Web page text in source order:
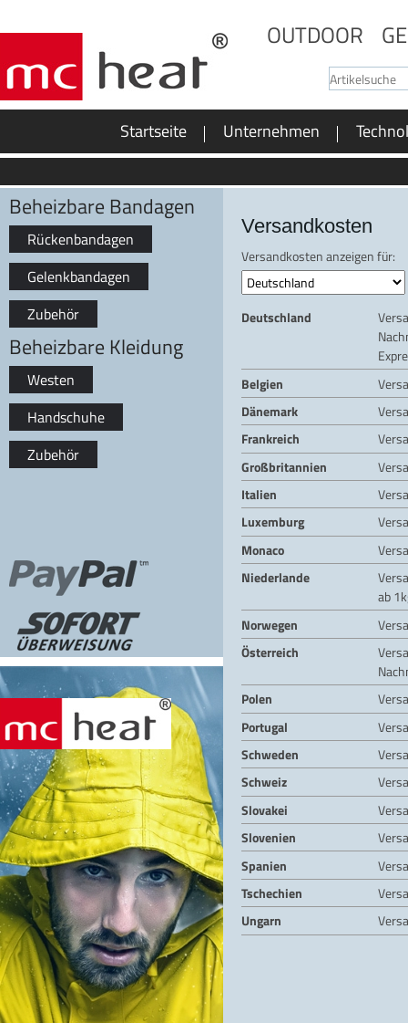
OUTDOOR
Startseite Unternehmen
Versandkosten
Versandkosten anzeigen für:
Deutschland
Belgien
Dänemark
Frankreich
Großbritannien
Italien
Luxemburg
Monaco
Niederlande
ab
Norwegen
Österreich
Polen
Portugal
Schweden
Schweiz
Slovakei
Slovenien
Spanien
Tschechien
Ungarn
Beheizbare Bandagen
Rückenbandagen
Gelenkbandagen
Zubehör
Beheizbare Kleidung
Westen
Handschuhe
Zubehör